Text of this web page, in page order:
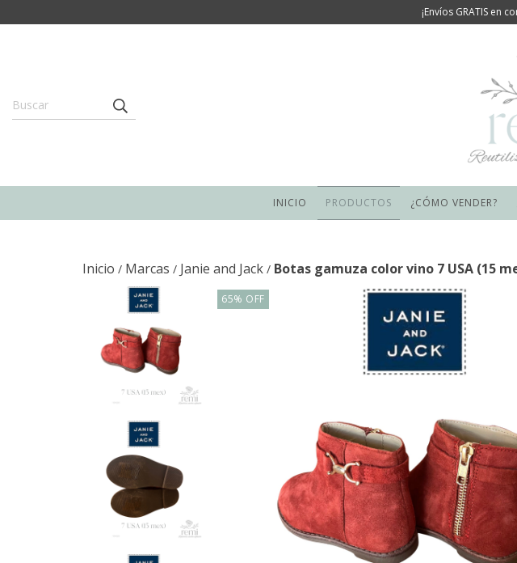
¡Envíos GRATIS en
INICIO PRODUCTOS ¿CÓMO VENDER?
Inicio / Marcas / Janie and Jack / Botas gamuza color vino 7 USA (15
65% OFF